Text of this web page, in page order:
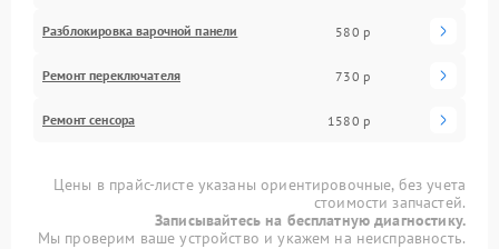
Разблокировка варочной панели 580 р
Ремонт переключателя 730 р
Ремонт сенсора 1580 р
Цены в прайс-листе указаны ориентировочные, без учета
стоимости запчастей.
Записывайтесь на бесплатную диагностику.
Мы проверим ваше устройство и укажем на неисправность.